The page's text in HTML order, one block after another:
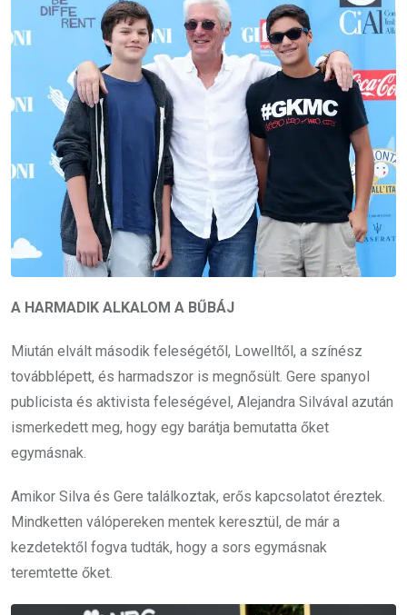
A HARMADIK ALKALOM A BŰBÁJ
Miután elvált második feleségétől, Lowelltől, a színész
továbblépett, és harmadszor is megnősült. Gere spanyol
publicista és aktivista feleségével, Alejandra Silvával azután
ismerkedett meg, hogy egy barátja bemutatta őket
egymásnak.
Amikor Silva és Gere találkoztak, erős kapcsolatot éreztek.
Mindketten válópereken mentek keresztül, de már a
kezdetektől fogva tudták, hogy a sors egymásnak
teremtette őket.